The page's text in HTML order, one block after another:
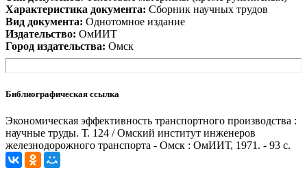
Характеристика документа: Сборник научных трудов
Вид документа: Однотомное издание
Издательство: ОмИИТ
Город издательства: Омск
Библиографическая ссылка
Экономическая эффективность транспортного производства :
научные труды. Т. 124 / Омский институт инженеров
железнодорожного транспорта - Омск : ОмИИТ, 1971. - 93 с.